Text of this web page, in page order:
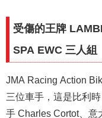
受傷的王牌
SPA EWC 三人組
JMA Racing Action
三位車手，這是比利
手 Charles Cortot、意